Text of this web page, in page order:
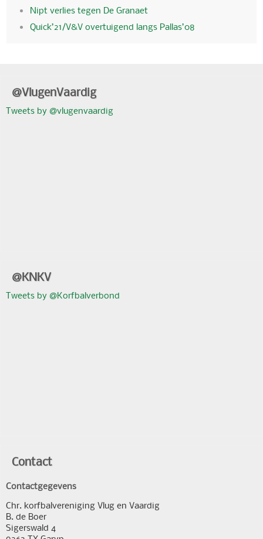
Nipt verlies tegen De Granaet
Quick’21/V&V overtuigend langs Pallas’08
@VlugenVaardig
Tweets by @vlugenvaardig
@KNKV
Tweets by @Korfbalverbond
Contact
Contactgegevens
Chr. korfbalvereniging Vlug en Vaardig
B. de Boer
Sigerswald 4